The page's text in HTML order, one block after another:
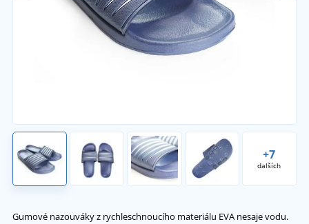
+7
dalších
Gumové nazouváky z rychleschnoucího materiálu EVA nesaje vodu.